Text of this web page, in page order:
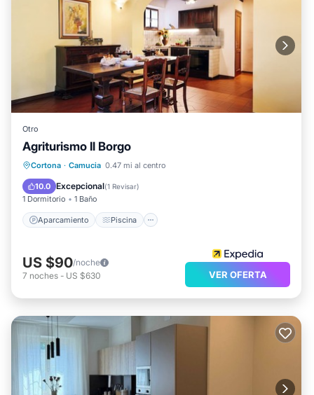
Otro
Agriturismo Il Borgo
Cortona · Camucia 0.47 mi al centro
10.0 Excepcional(1 Revisar)
1 Dormitorio 1 Baño
Aparcamiento Piscina
Aparcamiento
Piscina
Balcón/Terraza
US $90/noche
7 noches - US $630 VER OFERTA